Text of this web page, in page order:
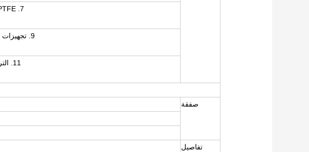
7. PTFE. شريط ختم الخيط
9. تجهيزات أنابيب حديد الدكتايل
11. التركيبات الصحية ، إلخ.
صفقة
تفاصيل